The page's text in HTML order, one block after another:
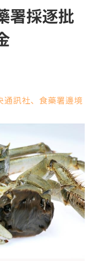
署採逐批
通訊社、食藥署邊境